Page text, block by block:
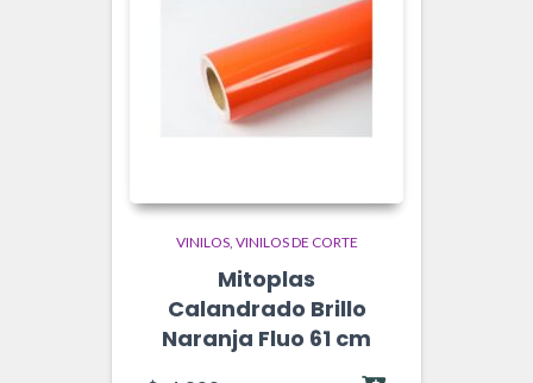
VINILOS VINILOS DE CORTE
Mitoplas
Calandrado Brillo
Naranja Fluo 61 cm